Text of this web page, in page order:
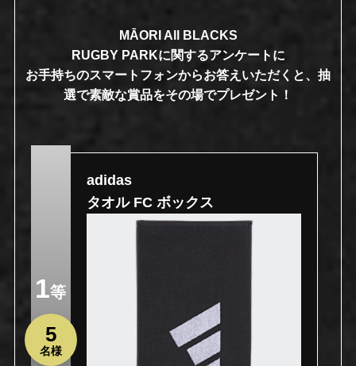
MĀORI All BLACKS
RUGBY PARKに関するアンケートに
お手持ちのスマートフォンからお答えいただくと、抽
選で素敵な賞品をその場でプレゼント！
1等
5
名様
adidas
タオル FC ボックス